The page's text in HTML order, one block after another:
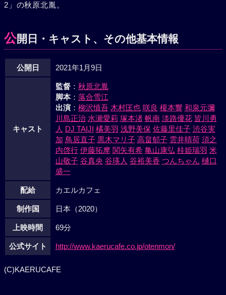
2」の秋原北胤。
公開日・キャスト、その他基本情報
公開日 2021年1月9日
キャスト
監督： 秋原北胤
脚本： 落合雪江
出演： 柳沢慎吾 木村匡也 咲良 榎本響 和泉元彌
川島正治 水瀬愛莉 塚本渚 帆南 淡路優花 皆川勇
人 DJ TAIJI 橘美羽 浅野美保 佐藤里佳子 渋谷実
加 鳥居直子 黒木マリ子 高畠郁子 雲井晴荷 須之
内啓行 伊藤拓摩 関矢有希 亀山康弘 桂姫瑞羽 米
山敬子 谷真央 谷瑛人 谷裕美香 つんちゃん 樋口
盛一
配給 カエルカフェ
制作国 日本（2020）
上映時間 69分
公式サイト http://www.kaerucafe.co.jp/otenmon/
(C)KAERUCAFE